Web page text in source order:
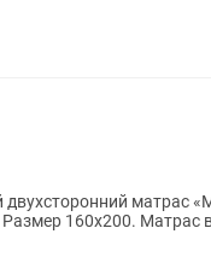
матрас
в заводской защитной